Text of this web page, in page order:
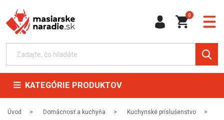
0
KATEGÓRIE PRODUKTOV
Úvod Domácnosť a kuchyňa
Kuchynské príslušenstvo